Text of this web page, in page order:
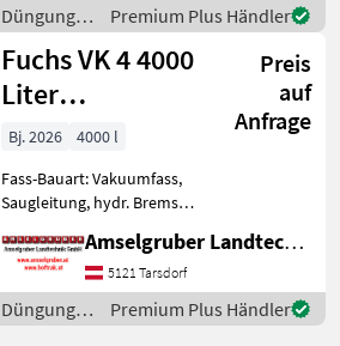
Komponenten der führen
Düngung
und
Beregnung
/ Fuchs
Premium Plus Händler
Fuchs VK 4 4000
Liter
Vakuumfass
Preis
auf
Anfrage
Bj. 2026
4000 l
Fass-Bauart: Vakuumfass,
Saugleitung, hydr. Bremsen,
Güllefässer- In Massivität
und Langlebigkeit
unschlagbar! (Stärkste
Materialstärken + Beste Ma
Amselgruber Landtechnik GmbH
5121 Tarsdorf
Düngung
und
Premium Plus Händler